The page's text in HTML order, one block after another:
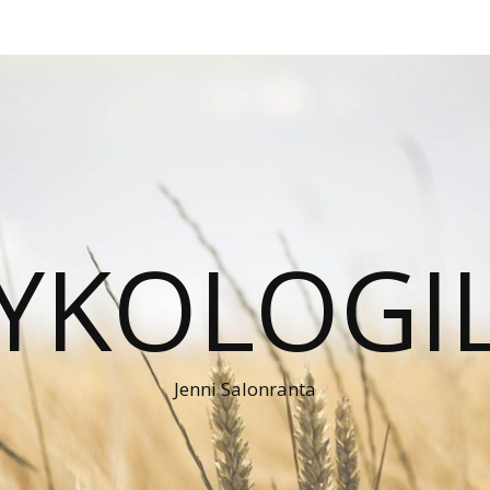
Jenni Salonranta